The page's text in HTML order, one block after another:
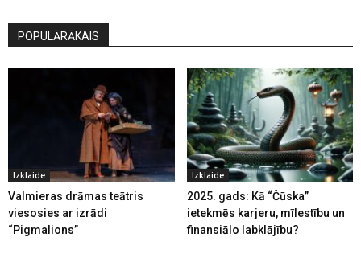
POPULĀRĀKAIS
Izklaide
Valmieras drāmas teātris
viesosies ar izrādi
“Pigmalions”
Izklaide
2025. gads: Kā “Čūska”
ietekmēs karjeru, mīlestību un
finansiālo labklājību?